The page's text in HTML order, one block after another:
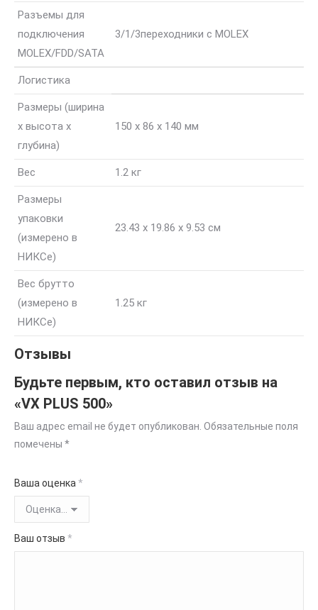
Разъемы для
подключения
MOLEX/FDD/SATA
3/1/3переходники с MOLEX
Логистика
Размеры (ширина
x высота x
глубина)
150 x 86 x 140 мм
Вес 1.2 кг
Размеры
упаковки
(измерено в
НИКСе)
23.43 x 19.86 x 9.53 см
Вес брутто
(измерено в
НИКСе)
1.25 кг
Отзывы
Будьте первым, кто оставил отзыв на
«VX PLUS 500»
Ваш адрес email не будет опубликован. Обязательные поля
помечены *
Ваша оценка *
Ваш отзыв *